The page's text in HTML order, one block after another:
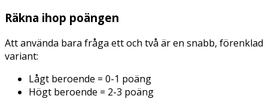
Räkna ihop poängen
Att använda bara fråga ett och två är en snabb, förenklad
variant:
Lågt beroende = 0-1 poäng
Högt beroende = 2-3 poäng